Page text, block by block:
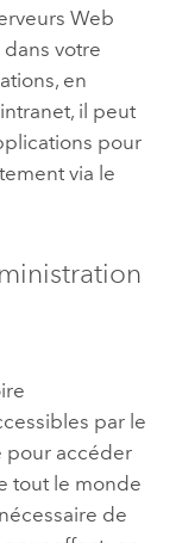
Web
votre
en
il peut
pour
via le
par le
pour accéder
tout le monde
de